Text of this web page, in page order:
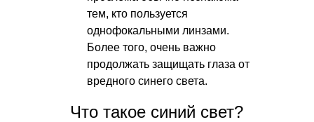
тем, кто пользуется
однофокальными линзами.
Более того, очень важно
продолжать защищать глаза от
вредного синего света.
Что такое синий свет?